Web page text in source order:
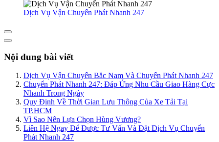
Dịch Vụ Vận Chuyển Phát Nhanh 247
Nội dung bài viết
Dịch Vụ Vận Chuyển Bắc Nam Và Chuyển Phát Nhanh 247
Chuyển Phát Nhanh 247: Đáp Ứng Nhu Cầu Giao Hàng Cực
Nhanh Trong Ngày
Quy Định Về Thời Gian Lưu Thông Của Xe Tải Tại
TP.HCM
Vì Sao Nên Lựa Chọn Hùng Vương?
Liên Hệ Ngay Để Được Tư Vấn Và Đặt Dịch Vụ Chuyển
Phát Nhanh 247